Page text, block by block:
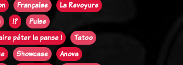
Française
La Revoyure
!?
Pulse
péter la panse !
Tatoo
Showcase
Anova